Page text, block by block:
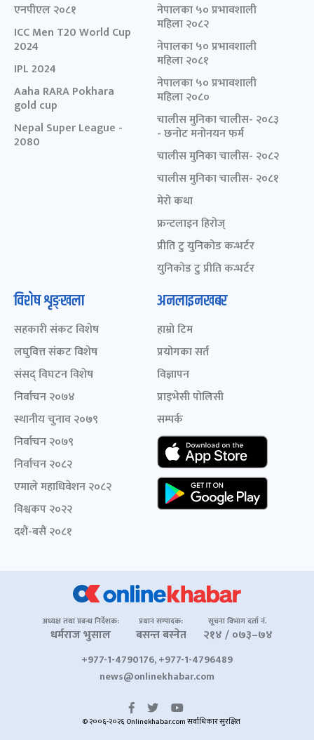
एनपीएल २०८१
ICC Men T20 World Cup
2024
IPL 2024
Aaha RARA Pokhara
gold cup
Nepal Super League -
2080
नेपालका ५० प्रभावशाली
महिला २०८२
नेपालका ५० प्रभावशाली
महिला २०८१
नेपालका ५० प्रभावशाली
महिला २०८०
चालीस मुनिका चालीस- २०८३
- छनोट मनोनयन फर्म
चालीस मुनिका चालीस- २०८२
चालीस मुनिका चालीस- २०८१
मेरो कथा
फ्रन्टलाइन हिरोज्
प्रीति टु युनिकोड कन्भर्टर
युनिकोड टु प्रीति कन्भर्टर
विशेष शृङ्खला
सहकारी संकट विशेष
लघुवित्त संकट विशेष
संसद् विघटन विशेष
निर्वाचन २०७४
स्थानीय चुनाव २०७९
निर्वाचन २०७९
निर्वाचन २०८२
एमाले महाधिवेशन २०८२
विश्वकप २०२२
दशैं-बसैं २०८१
अनलाइनखबर
हाम्रो टिम
प्रयोगका सर्त
विज्ञापन
प्राइभेसी पोलिसी
सम्पर्क
अध्यक्ष तथा प्रबन्ध निर्देशक:
धर्मराज भुसाल
प्रधान सम्पादक:
बसन्त बस्नेत
सूचना विभाग दर्ता नं.
२१४ / ०७३–७४
+977-1-4790176, +977-1-4796489
news@onlinekhabar.com
© २००६-२०२६ Onlinekhabar.com सर्वाधिकार सुरक्षित